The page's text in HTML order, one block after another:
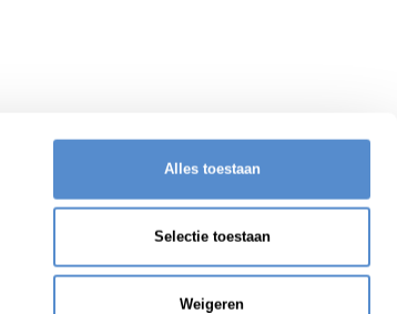
Alles toestaan
Selectie toestaan
Weigeren